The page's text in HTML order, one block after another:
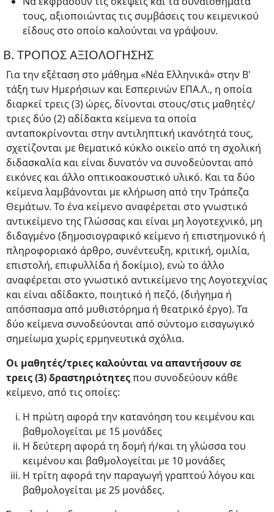
τους, αξιοποιώντας τις συμβάσεις του κειμενικού
είδους στο οποίο καλούνται να γράψουν.
Β. ΤΡΟΠΟΣ ΑΞΙΟΛΟΓΗΣΗΣ
Για την εξέταση στο μάθημα «Νέα Ελληνικά» στην Β'
τάξη των Ημερήσιων και Εσπερινών ΕΠΑ.Λ., η οποία
διαρκεί τρεις (3) ώρες, δίνονται στους/στις μαθητές/
τριες δύο (2) αδίδακτα κείμενα τα οποία
ανταποκρίνονται στην αντιληπτική ικανότητά τους,
σχετίζονται με θεματικό κύκλο οικείο από τη σχολική
διδασκαλία και είναι δυνατόν να συνοδεύονται από
εικόνες και άλλο οπτικοακουστικό υλικό. Και τα δύο
κείμενα λαμβάνονται με κλήρωση από την Τράπεζα
Θεμάτων. Το ένα κείμενο αναφέρεται στο γνωστικό
αντικείμενο της Γλώσσας και είναι μη λογοτεχνικό, μη
διδαγμένο (δημοσιογραφικό κείμενο ή επιστημονικό ή
πληροφοριακό άρθρο, συνέντευξη, κριτική, ομιλία,
επιστολή, επιφυλλίδα ή δοκίμιο), ενώ το άλλο
αναφέρεται στο γνωστικό αντικείμενο της Λογοτεχνίας
και είναι αδίδακτο, ποιητικό ή πεζό, (διήγημα ή
απόσπασμα από μυθιστόρημα ή θεατρικό έργο). Τα
δύο κείμενα συνοδεύονται από σύντομο εισαγωγικό
σημείωμα χωρίς ερμηνευτικά σχόλια.
Οι μαθητές/τριες καλούνται να απαντήσουν σε
τρεις (3) δραστηριότητεςπου συνοδεύουν κάθε
κείμενο, από τις οποίες:
Η πρώτη αφορά την κατανόηση του κειμένου και
βαθμολογείται με 15 μονάδες
Η δεύτερη αφορά τη δομή ή/και τη γλώσσα του
κειμένου και βαθμολογείται με 10 μονάδες
Η τρίτη αφορά την παραγωγή γραπτού λόγου και
βαθμολογείται με 25 μονάδες.